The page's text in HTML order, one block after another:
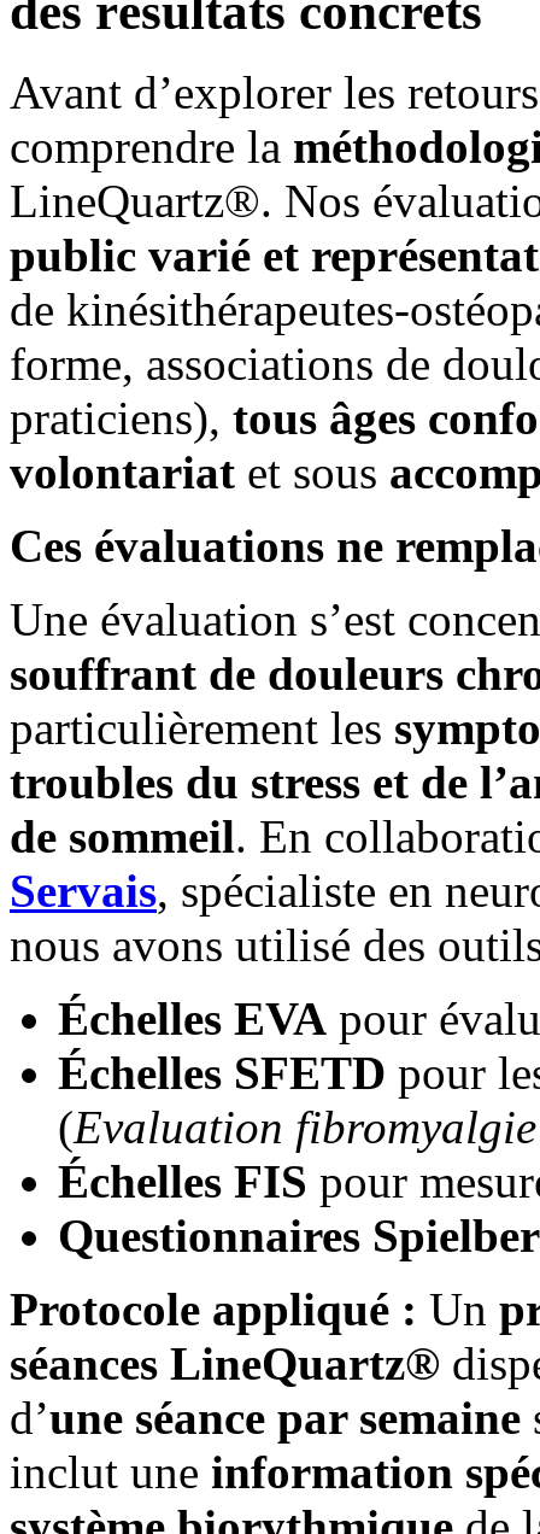
des résultats concrets
Avant d’explorer les
comprendre la
LineQuartz®. Nos
public varié et
de kinésithérapeutes-
forme, associations de
praticiens), tous âges
volontariat et sous
Ces évaluations ne
Une évaluation s’est
souffrant de douleurs
particulièrement les
troubles du stress et de
de sommeil. En
Servais, spécialiste en
nous avons utilisé des
Échelles EVA pour
Échelles SFETD pour
(Evaluation
Échelles FIS pour
Questionnaires
Protocole appliqué : Un
séances LineQuartz®
d’une séance par semaine
inclut une information